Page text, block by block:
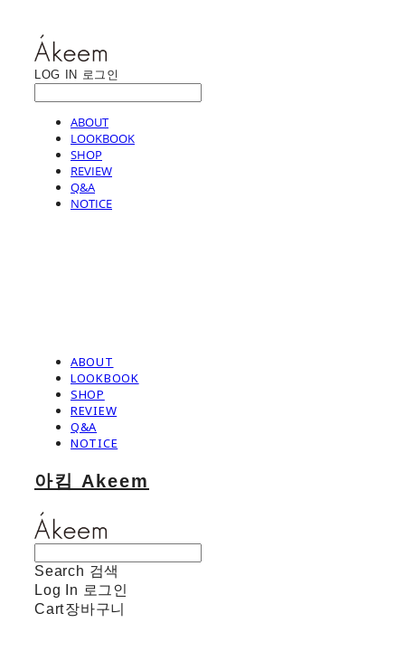
LOG IN 로그인
ABOUT
LOOKBOOK
SHOP
REVIEW
Q&A
NOTICE
ABOUT
LOOKBOOK
SHOP
REVIEW
Q&A
NOTICE
아킴 Akeem
Search 검색
Log In 로그인
Cart장바구니